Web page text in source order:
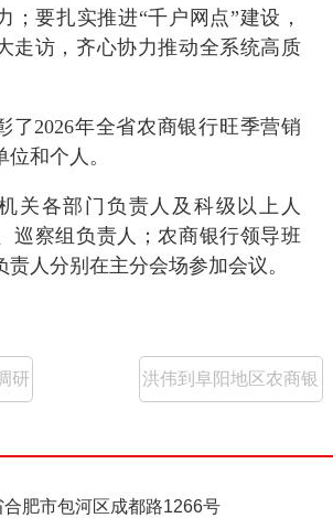
；要扎实推进“千户网点”建设，
走访，齐心协力推动全系统高质
了2026年全省农商银行旺季营销
和个人。
关各部门负责人及科级以上人
巡察组负责人；农商银行领导班
人分别在主分会场参加会议。
研 洪伟到阜阳地区农商银
合肥市包河区成都路1266号